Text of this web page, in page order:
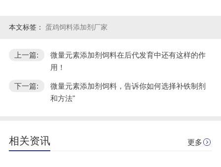
本文标签： 蛋鸡饲料添加剂厂家
上一篇:
微量元素添加剂饲料在后代发育中还有这样的作
用！
下一篇:
微量元素添加剂饲料，告诉你如何选择补铁制剂
和方法"
相关资讯 更多